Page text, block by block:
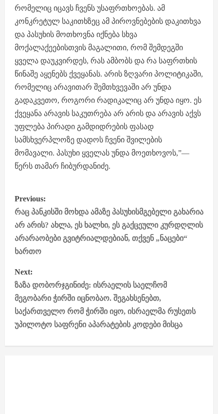
რომელიც იცავს ჩვენს უსაფრთხოებას. ამ
კონკრეტულ საკითხზეც ამ პიროვნებების დაკითხვა
და პასუხის მოთხოვნა იქნება სხვა
მოქალაქეებისთვის მაგალითი, რომ შემდეგში
ყველა დაუკვირდეს, რას ამბობს და რა საფრთხის
წინაშე აყენებს ქვეყანას. არის ზღვარი პოლიტიკაში,
რომელიც არავითარ შემთხვევაში არ უნდა
გადაკვეთო, როგორი რადიკალიც არ უნდა იყო. ეს
ქვეყანა არავის საკუთრება არ არის და არავის აქვს
უფლება პირადი გამდიდრების ფასად
სამსხვერპლოზე დადოს ჩვენი შვილების
მომავალი. პასუხი ყველას უნდა მოეთხოვოს,”—
წერს თამარ ჩიბურდანიძე.
P
o
s
t
n
a
v
Previous:
რაც პანკისში მოხდა ამაზე პასუხისმგებელი გახარია
არ არის? ახლა, ეს ხალხი, ეს გაქცეული კურდღლის
არარაობები გვიტრიალდებიან, თქვენ „ნაცები“
ხართო
Next:
ზაზა დობორჯგინიძე: ისრაელის საელჩომ
მეგობარი ჭირში იცნობაო. შეგახსენებთ,
საქართველო რომ ჭირში იყო, ისრაელმა რუსეთს
უპილოტო საფრენი აპარატების კოდები მისცა